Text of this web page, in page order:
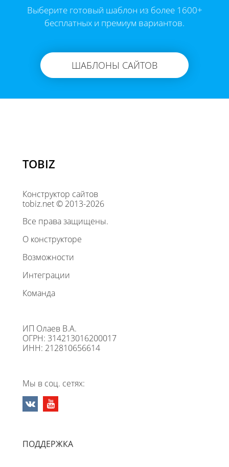
Выберите готовый шаблон из более 1600+
бесплатных и премиум вариантов.
ШАБЛОНЫ САЙТОВ
TOBIZ
Конструктор сайтов
tobiz.net © 2013-2026
Все права защищены.
О конструкторе
Возможности
Интеграции
Команда
ИП Олаев В.А.
ОГРН: 314213016200017
ИНН: 212810656614
Мы в соц. сетях:
ПОДДЕРЖКА